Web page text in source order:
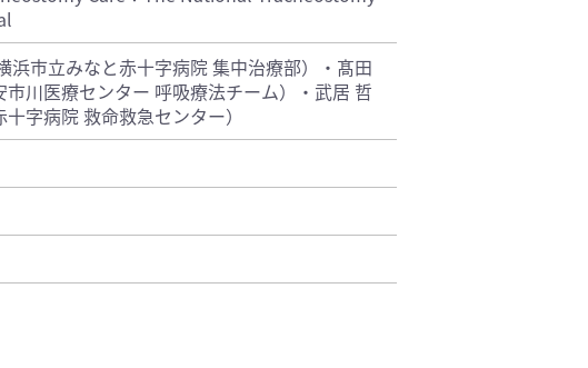
浜市立みなと赤十字病院 集中治療部）・髙田
川医療センター 呼吸療法チーム）・武居 哲
字病院 救命救急センター）